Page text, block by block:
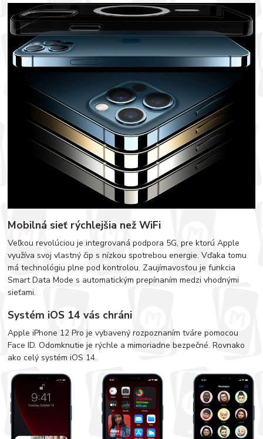
Mobilná sieť rýchlejšia než WiFi
Veľkou revolúciou je integrovaná podpora 5G, pre ktorú Apple
využíva svoj vlastný čip s nízkou spotrebou energie. Vďaka tomu
má technológiu plne pod kontrolou. Zaujímavosťou je funkcia
Smart Data Mode s automatickým prepínaním medzi vhodnými
sieťami.
Systém iOS 14 vás chráni
Apple iPhone 12 Pro je vybavený rozpoznaním tváre pomocou
Face ID. Odomknutie je rýchle a mimoriadne bezpečné. Rovnako
ako celý systém iOS 14.